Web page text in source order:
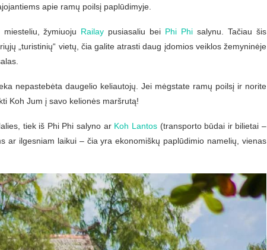
apie ramų poilsį paplūdimyje.
miesteliu, žymiuoju Railay pusiasaliu bei Phi Phi salynu. Tačiau šis
„turistinių“ vietų, čia galite atrasti daug įdomios veiklos žemyninėje
nepastebėta daugelio keliautojų. Jei mėgstate ramų poilsį ir norite
Koh Jum į savo kelionės maršrutą!
tiek iš Phi Phi salyno ar Koh Lantos(transporto būdai ir bilietai –
ar ilgesniam laikui – čia yra ekonomiškų paplūdimio namelių, vienas